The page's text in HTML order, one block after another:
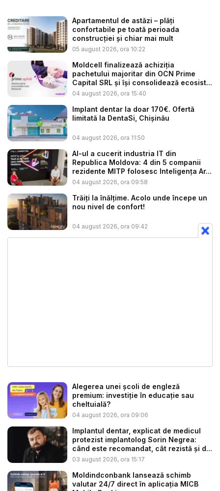
Apartamentul de astăzi – plăți
confortabile pe toată perioada
construcției și chiar mai mult
05 august 2026, ora 10:22
Moldcell finalizează achiziția
pachetului majoritar din OCN Prime
Capital SRL și își consolidează ecosist...
04 august 2026, ora 15:40
Implant dentar la doar 170€. Ofertă
limitată la DentaSi, Chișinău
04 august 2026, ora 11:50
AI-ul a cucerit industria IT din
Republica Moldova: 4 din 5 companii
rezidente MITP folosesc Inteligența Ar...
04 august 2026, ora 09:58
Trăiți la înălțime. Acolo unde începe un
nou nivel de confort!
04 august 2026, ora 09:42
Alegerea unei școli de engleză
premium: investiție în educație sau
cheltuială?
04 august 2026, ora 09:06
Implantul dentar, explicat de medicul
protezist implantolog Sorin Negrea:
când este recomandat, cât rezistă și d...
03 august 2026, ora 15:17
Moldindconbank lansează schimb
valutar 24/7 direct în aplicația MICB